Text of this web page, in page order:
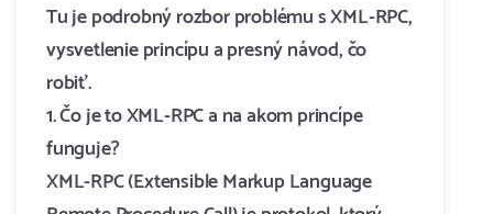
Tu je podrobný rozbor problému s XML-RPC,
vysvetlenie princípu a presný návod, čo
robiť.
1. Čo je to XML-RPC a na akom princípe
funguje?
XML-RPC (Extensible Markup Language